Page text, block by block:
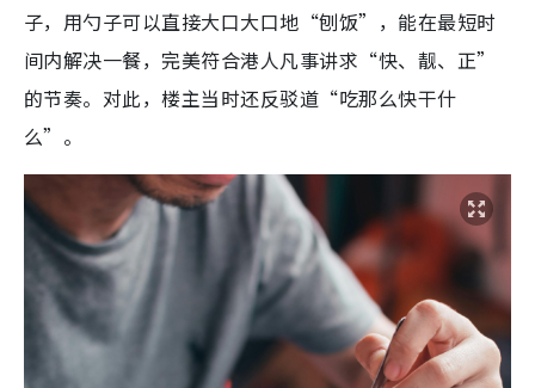
子，用勺子可以直接大口大口地“刨饭”，能在最短时
间内解决一餐，完美符合港人凡事讲求“快、靓、正”
的节奏。对此，楼主当时还反驳道“吃那么快干什
么”。